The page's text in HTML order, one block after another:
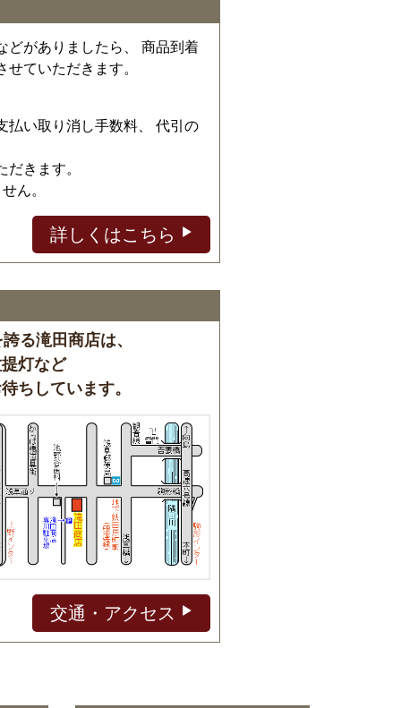
どがありましたら、 商品到着
ていただきます。
払い取り消し手数料、 代引の
きます。
ん。
詳しくはこちら
る滝田商店は、
灯など
ちしています。
交通・アクセス